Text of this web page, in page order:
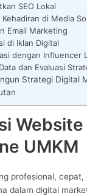
SEO Lokal
di Media
Email Marketing
di Iklan Digital
dengan Influencer
dan Evaluasi
Strategi Digital
UMKM
profesional, cepat,
dalam digital